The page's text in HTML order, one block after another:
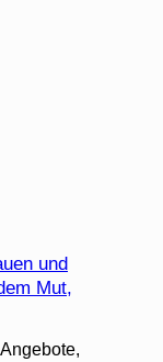
und
Mut,